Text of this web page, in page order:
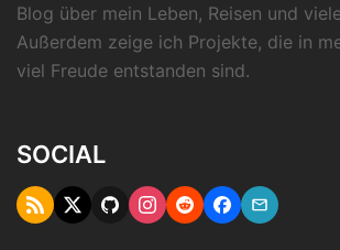
Blog über mein Leben, Reisen und
Außerdem zeige ich Projekte, die in
viel Freude entstanden sind.
SOCIAL
RSS TwitterGithubInstagram
RedditFacebook
Email